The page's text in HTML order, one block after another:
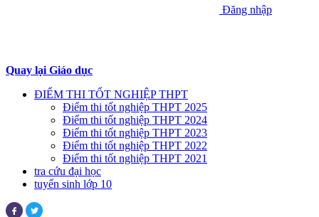
Đăng nhập
Quay lại Giáo dục
ĐIỂM THI TỐT NGHIỆP THPT
Điểm thi tốt nghiệp THPT 2025
Điểm thi tốt nghiệp THPT 2024
Điểm thi tốt nghiệp THPT 2023
Điểm thi tốt nghiệp THPT 2022
Điểm thi tốt nghiệp THPT 2021
tra cứu đại học
tuyển sinh lớp 10